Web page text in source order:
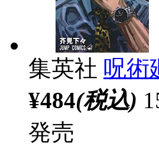
集英社 呪術
¥484(税込)
発売